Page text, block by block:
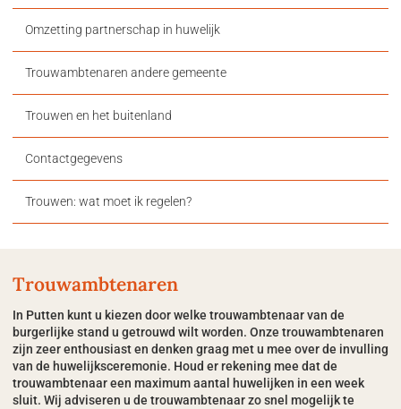
Omzetting partnerschap in huwelijk
Trouwambtenaren andere gemeente
Trouwen en het buitenland
Contactgegevens
Trouwen: wat moet ik regelen?
Trouwambtenaren
In Putten kunt u kiezen door welke trouwambtenaar van de
burgerlijke stand u getrouwd wilt worden. Onze trouwambtenaren
zijn zeer enthousiast en denken graag met u mee over de invulling
van de huwelijksceremonie. Houd er rekening mee dat de
trouwambtenaar een maximum aantal huwelijken in een week
sluit. Wij adviseren u de trouwambtenaar zo snel mogelijk te